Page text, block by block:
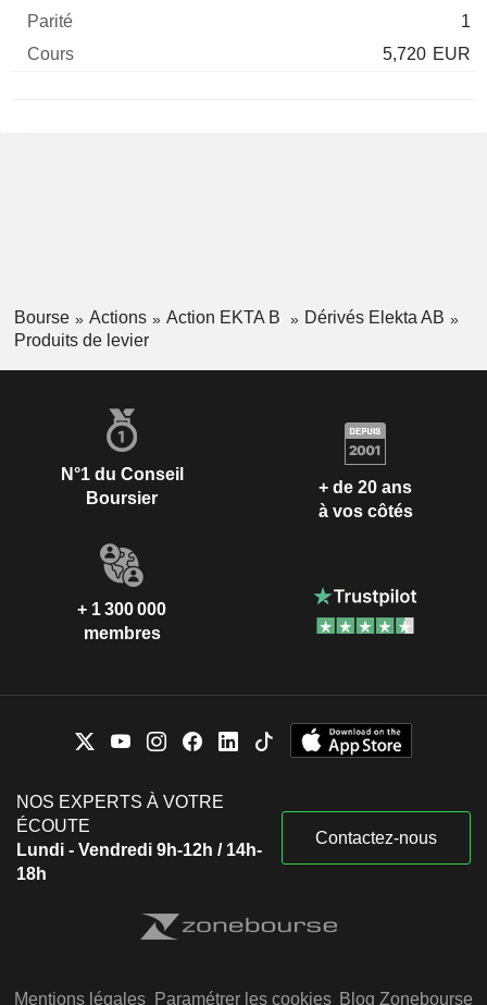
1
5,720 EUR
Bourse Actions Action EKTA B
Dérivés Elekta AB
Produits de levier
N°1 du Conseil
Boursier
+ de 20 ans
à vos côtés
+ 1 300 000
membres
NOS EXPERTS À VOTRE
ÉCOUTE
Lundi - Vendredi 9h-12h / 14h-
18h
Contactez-nous
Mentions légales Paramétrer les cookies Blog Zonebourse